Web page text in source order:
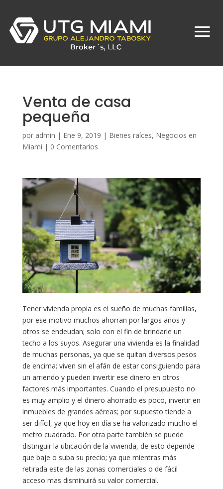
Venta de casa
pequeña
por admin | Ene 9, 2019 | Bienes raíces, Negocios en
Miami | 0 Comentarios
Tener vivienda propia es el sueño de muchas familias,
por ese motivo muchos ahorran por largos años y
otros se endeudan; solo con el fin de brindarle un
techo a los suyos. Asegurar una vivienda es la finalidad
de muchas personas, ya que se quitan diversos pesos
de encima; viven sin el afán de estar consiguiendo para
un arriendo y pueden invertir ese dinero en otros
factores más importantes. Cuando el presupuesto no
es muy amplio y el dinero ahorrado es poco, invertir en
inmuebles de grandes aéreas; por supuesto tiende a
ser difícil, ya que hoy en día se ha valorizado mucho el
metro cuadrado. Por otra parte también se puede
distinguir la ubicación de la vivienda, de esto depende
que baje o suba su precio; ya que mientras más
retirada este de las zonas comerciales o de fácil
acceso mas disminuirá su valor comercial.